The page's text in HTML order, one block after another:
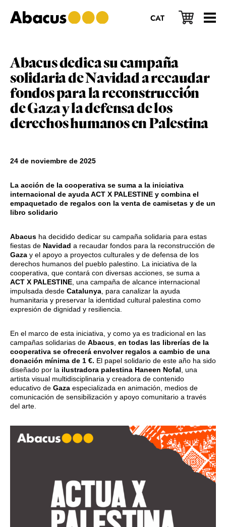
al
contenido
a
la
al
pie
CAT
Abacus dedica su campaña
solidaria de Navidad a recaudar
fondos para la reconstrucción
de Gaza y la defensa de los
derechos humanos en Palestina
24 de noviembre de 2025
La acción de la cooperativa se suma a la iniciativa
internacional de ayuda ACT X PALESTINE y combina el
empaquetado de regalos con la venta de camisetas y de un
libro solidario
Abacus ha decidido dedicar su campaña solidaria para estas
fiestas de Navidad a recaudar fondos para la reconstrucción de
Gaza y el apoyo a proyectos culturales y de defensa de los
derechos humanos del pueblo palestino. La iniciativa de la
cooperativa, que contará con diversas acciones, se suma a
ACT X PALESTINE , una campaña de alcance internacional
impulsada desde Catalunya , para canalizar la ayuda
humanitaria y preservar la identidad cultural palestina como
expresión de dignidad y resiliencia.
En el marco de esta iniciativa, y como ya es tradicional en las
campañas solidarias de Abacus en todas las librerías de la
cooperativa se ofrecerá envolver regalos a cambio de una
donación mínima de 1 €. El papel solidario de este año ha sido
diseñado por la ilustradora palestina Haneen Nofal , una
artista visual multidisciplinaria y creadora de contenido
educativo de Gaza especializada en animación, medios de
comunicación de sensibilización y apoyo comunitario a través
del arte.